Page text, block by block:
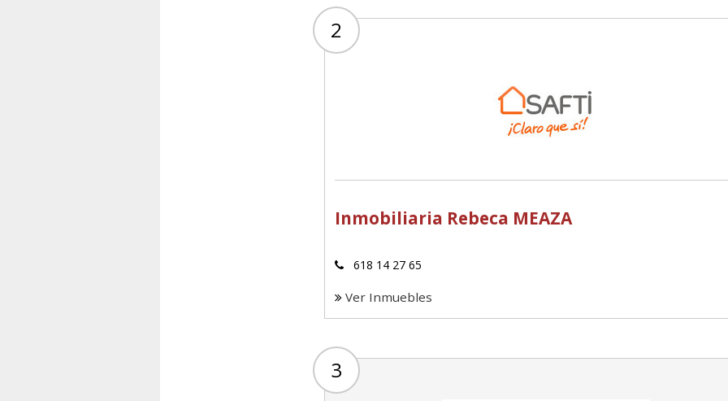
2
Inmobiliaria Rebeca MEAZA
618 14 27 65
Ver Inmuebles
3